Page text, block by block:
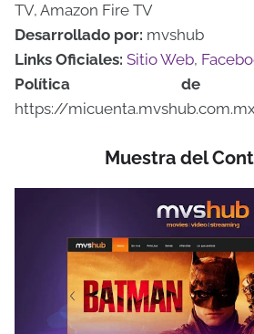
TV, Amazon Fire TV
Desarrollado por: mvshub
Links Oficiales: Sitio Web,
Política de
https://
Muestra del